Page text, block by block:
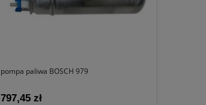
pompa paliwa BOSCH 979
797,45 zł